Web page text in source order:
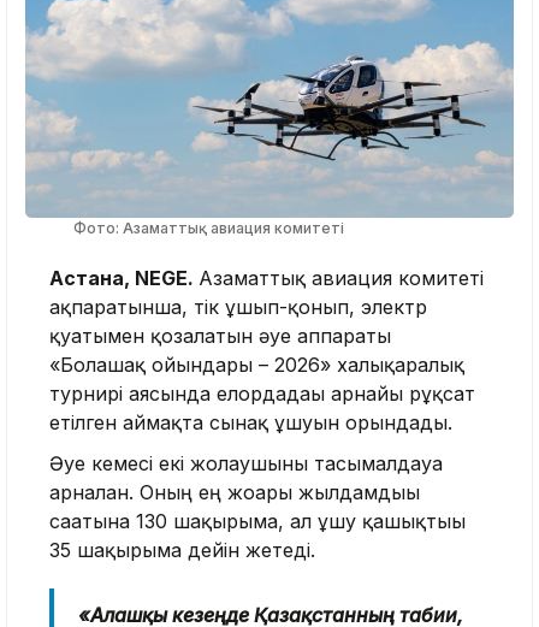
Фото: Азаматтық авиация комитеті
Астана, NEGE. Азаматтық авиация комитеті
ақпаратынша, тік ұшып-қонып, электр
қуатымен қозғалатын әуе аппараты
«Болашақ ойындары – 2026» халықаралық
турнирі аясында елордадағы арнайы рұқсат
етілген аймақта сынақ ұшуын орындады.
Әуе кемесі екі жолаушыны тасымалдауға
арналған. Оның ең жоғары жылдамдығы
сағатына 130 шақырымға, ал ұшу қашықтығы
35 шақырымға дейін жетеді.
«Алғашқы кезеңде Қазақстанның табиғи,